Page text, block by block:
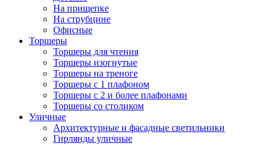
На прищепке
На струбцине
Офисные
Торшеры
Торшеры для чтения
Торшеры изогнутые
Торшеры на треноге
Торшеры с 1 плафоном
Торшеры с 2 и более плафонами
Торшеры со столиком
Уличные
Архитектурные и фасадные светильники
Гирлянды уличные